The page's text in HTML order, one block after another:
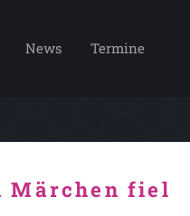
News Termine
Märchen fiel